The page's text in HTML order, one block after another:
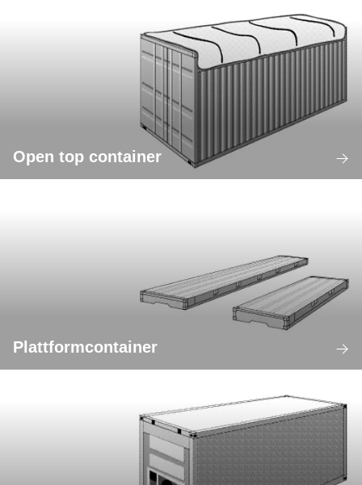
Open top container
Plattformcontainer